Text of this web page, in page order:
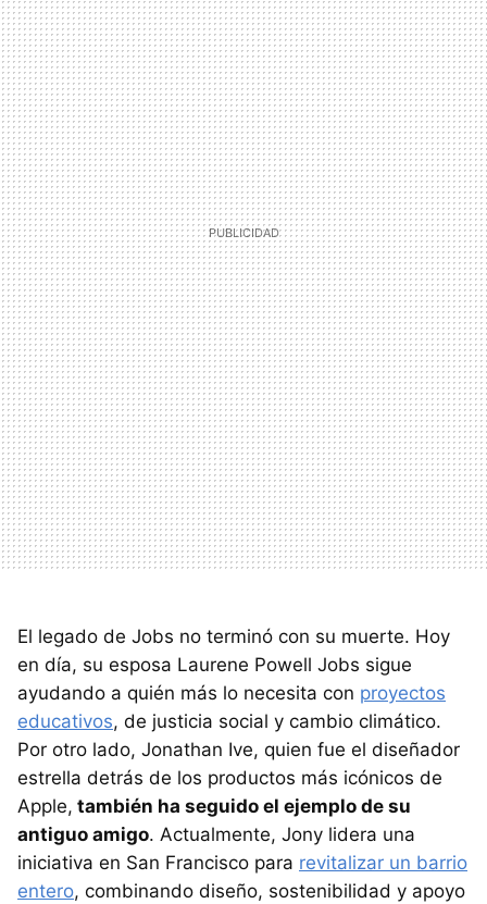
El legado de Jobs no terminó con su muerte. Hoy
en día, su esposa Laurene Powell Jobs sigue
ayudando a quién más lo necesita con proyectos
educativos, de justicia social y cambio climático.
Por otro lado, Jonathan Ive, quien fue el diseñador
estrella detrás de los productos más icónicos de
Apple, también ha seguido el ejemplo de su
antiguo amigo. Actualmente, Jony lidera una
iniciativa en San Francisco para revitalizar un barrio
entero, combinando diseño, sostenibilidad y apoyo